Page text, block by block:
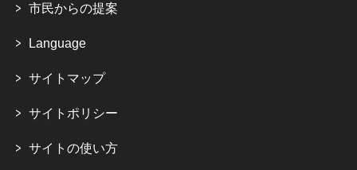
市民からの提案
Language
サイトマップ
サイトポリシー
サイトの使い方